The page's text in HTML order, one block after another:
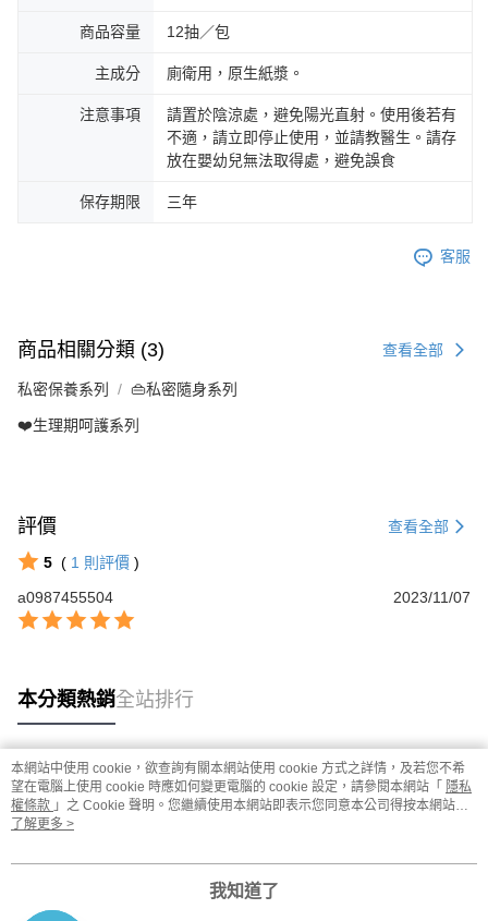
商品容量 12抽／包
主成分 廁衛用，原生紙漿。
注意事項
請置於陰涼處，避免陽光直射。使用後若有
不適，請立即停止使用，並請教醫生。請存
放在嬰幼兒無法取得處，避免誤食
保存期限 三年
客服
商品相關分類 (3) 查看全部
私密保養系列 👜私密隨身系列
❤️生理期呵護系列
評價 查看全部
5 ( 1 則評價 )
a0987455504
2023/11/07
本分類熱銷全站排行
熱門標籤
本網站中使用 cookie，欲查詢有關本網站使用 cookie 方式之詳情，及若您不希
望在電腦上使用 cookie 時應如何變更電腦的 cookie 設定，請參閱本網站「 隱私
權條款 」之 Cookie 聲明。您繼續使用本網站即表示您同意本公司得按本網站使
用條款之 Cookie 聲明使用 cookie。
了解更多 >
我知道了